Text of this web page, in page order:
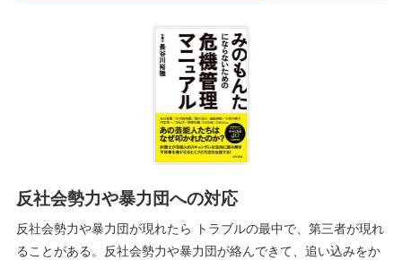
反社会勢力や暴力団への対応
反社会勢力や暴力団が現れたら トラブルの最中で、第三者が現れ
ることがある。反社会勢力や暴力団が絡んできて、追い込みをか